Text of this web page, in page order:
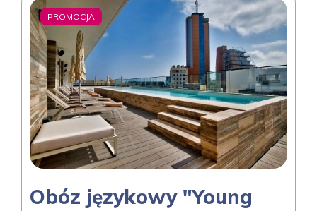
PROMOCJA
Obóz językowy "Young